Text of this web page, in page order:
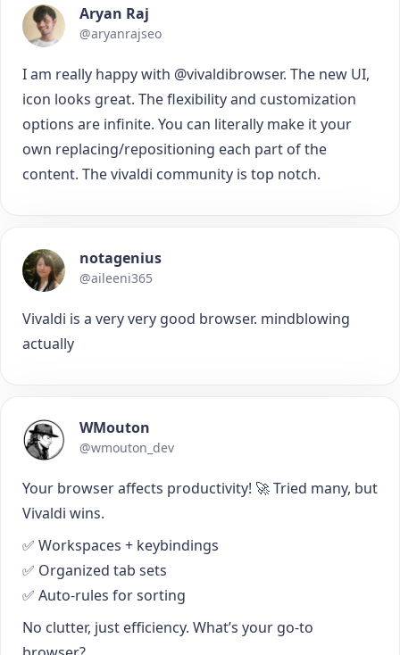
Aryan Raj
@aryanrajseo
I am really happy with @vivaldibrowser. The new UI,
icon looks great. The flexibility and customization
options are infinite. You can literally make it your
own replacing/repositioning each part of the
content. The vivaldi community is top notch.
notagenius
@aileeni365
Vivaldi is a very very good browser. mindblowing
actually
WMouton
@wmouton_dev
Your browser affects productivity! 🚀 Tried many, but
Vivaldi wins.
✅ Workspaces + keybindings
✅ Organized tab sets
✅ Auto-rules for sorting
No clutter, just efficiency. What’s your go-to